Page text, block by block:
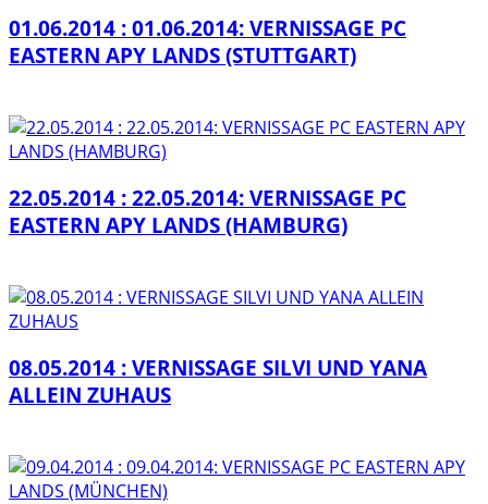
01.06.2014 : 01.06.2014: VERNISSAGE PC
EASTERN APY LANDS (STUTTGART)
22.05.2014 : 22.05.2014: VERNISSAGE PC
EASTERN APY LANDS (HAMBURG)
08.05.2014 : VERNISSAGE SILVI UND YANA
ALLEIN ZUHAUS